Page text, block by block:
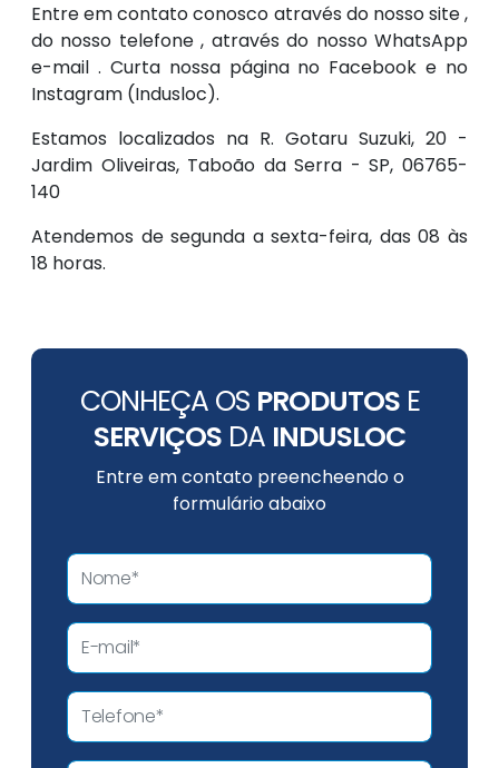
Entre em contato conosco através do nosso site ,
do nosso telefone , através do nosso WhatsApp
e-mail . Curta nossa página no Facebook e no
Instagram (Indusloc).
Estamos localizados na R. Gotaru Suzuki, 20 -
Jardim Oliveiras, Taboão da Serra - SP, 06765-
140
Atendemos de segunda a sexta-feira, das 08 às
18 horas.
CONHEÇA OS PRODUTOSE
SERVIÇOS DA INDUSLOC
Entre em contato preencheendo o
formulário abaixo